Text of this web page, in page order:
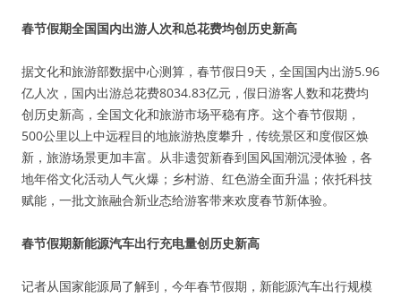
春节假期全国国内出游人次和总花费均创历史新高
据文化和旅游部数据中心测算，春节假日9天，全国国内出游5.96
亿人次，国内出游总花费8034.83亿元，假日游客人数和花费均
创历史新高，全国文化和旅游市场平稳有序。这个春节假期，
500公里以上中远程目的地旅游热度攀升，传统景区和度假区焕
新，旅游场景更加丰富。从非遗贺新春到国风国潮沉浸体验，各
地年俗文化活动人气火爆；乡村游、红色游全面升温；依托科技
赋能，一批文旅融合新业态给游客带来欢度春节新体验。
春节假期新能源汽车出行充电量创历史新高
记者从国家能源局了解到，今年春节假期，新能源汽车出行规模